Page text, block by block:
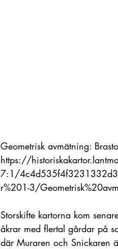
Geometrisk avmätning:
https://
7:1/
r%201-3/
Storskifte kartorna kom
åkrar med flertal gårdar på
där Muraren och Snickaren